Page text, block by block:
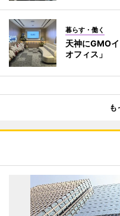
暮らす・働く
天神にGMO
オフィス」
も